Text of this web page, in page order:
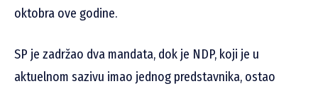
oktobra ove godine.
SP je zadržao dva mandata, dok je NDP, koji je u
aktuelnom sazivu imao jednog predstavnika, ostao